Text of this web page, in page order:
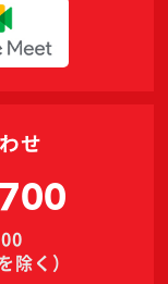
せ
除く）